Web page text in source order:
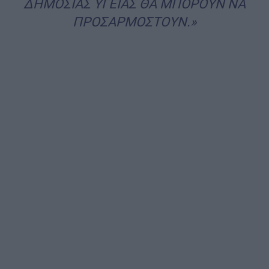
ΔΗΜΟΣΙΑΣ ΥΓΕΙΑΣ ΘΑ ΜΠΟΡΟΥΝ ΝΑ
ΠΡΟΣΑΡΜΟΣΤΟΥΝ.»